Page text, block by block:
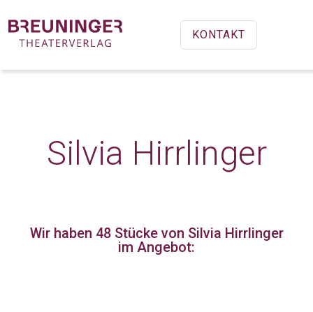
KONTAKT
Silvia Hirrlinger
Wir haben 48 Stückevon Silvia Hirrlinger
im Angebot: